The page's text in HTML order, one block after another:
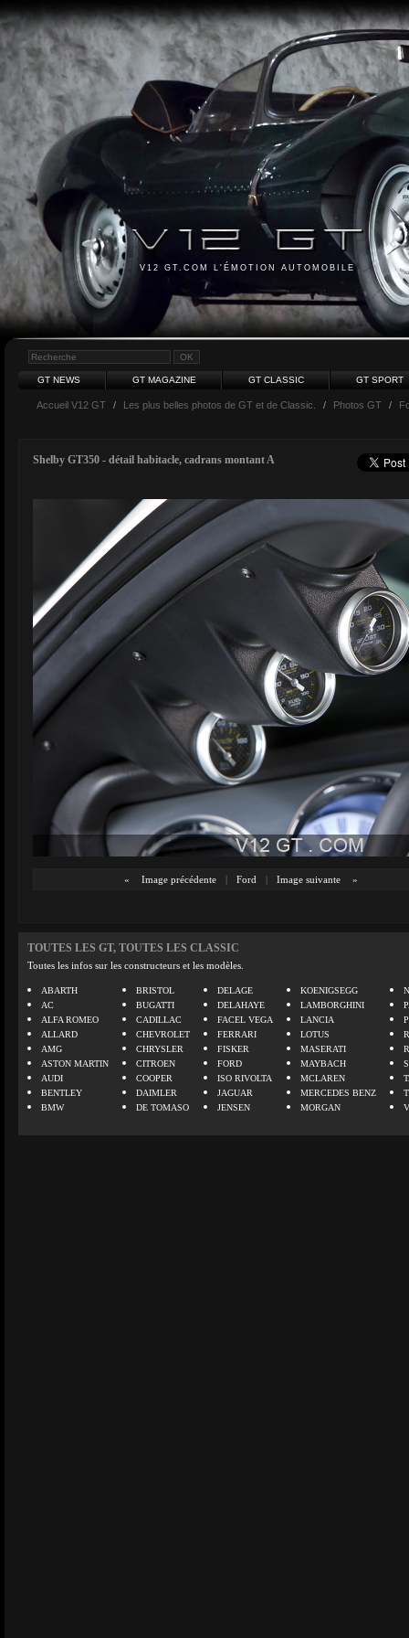
V12 GT.COM L'ÉMOTION AUTOMOBILE
GT NEWS GT MAGAZINE GT CLASSIC GT SPORT
Accueil V12 GT / Les plus belles photos de GT et de Classic. / Photos GT /
Shelby GT350 - détail habitacle, cadrans montant A
« Image précédente | Ford | Image suivante »
TOUTES LES GT, TOUTES LES CLASSIC
Toutes les infos sur les constructeurs et les modèles.
ABARTH
AC
ALFA ROMEO
ALLARD
AMG
ASTON MARTIN
AUDI
BENTLEY
BMW
BRISTOL
BUGATTI
CADILLAC
CHEVROLET
CHRYSLER
CITROEN
COOPER
DAIMLER
DE TOMASO
DELAGE
DELAHAYE
FACEL VEGA
FERRARI
FISKER
FORD
ISO RIVOLTA
JAGUAR
JENSEN
KOENIGSEGG
LAMBORGHINI
LANCIA
LOTUS
MASERATI
MAYBACH
MCLAREN
MERCEDES BENZ
MORGAN